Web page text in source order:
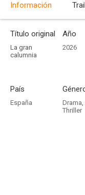
Información
Título original
La gran
calumnia
Año
2026
País
España Drama,
Thriller